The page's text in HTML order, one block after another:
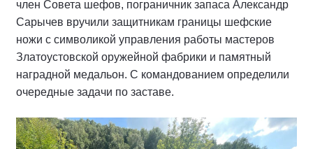
член Совета шефов, пограничник запаса Александр
Сарычев вручили защитникам границы шефские
ножи с символикой управления работы мастеров
Златоустовской оружейной фабрики и памятный
наградной медальон. С командованием определили
очередные задачи по заставе.